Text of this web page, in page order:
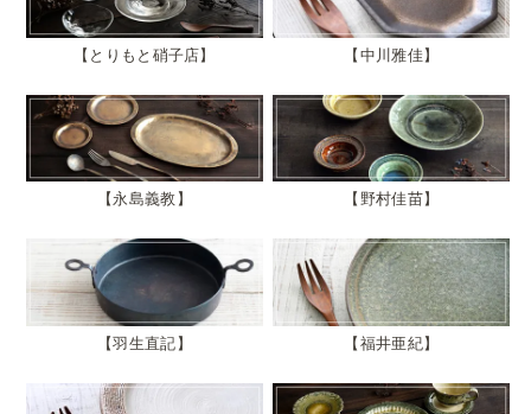
とりもと硝子店 中川雅佳
永島義教 野村佳苗
羽生直記 福井亜紀